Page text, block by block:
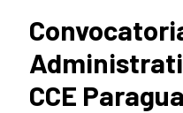
CCE